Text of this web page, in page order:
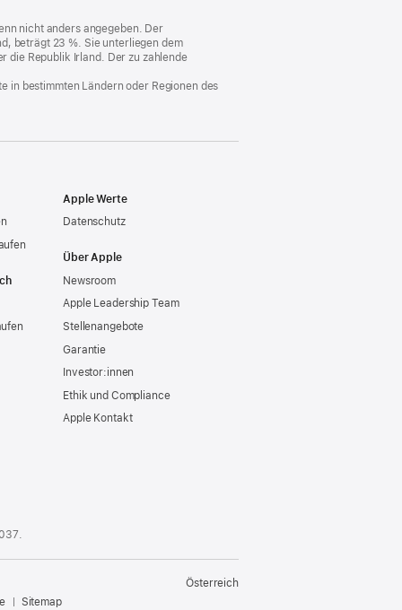
nicht anders angegeben. Der
beträgt 23 %. Sie unterliegen dem
die Republik Irland. Der zu zahlende
in bestimmten Ländern oder Regionen des
Apple Werte
Datenschutz
Über Apple
Newsroom
Apple Leadership Team
Stellenangebote
Garantie
Investor:innen
Ethik und Compliance
Apple Kontakt
.
Sitemap
Österreich